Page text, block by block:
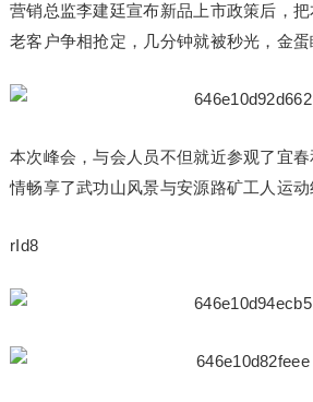
营销总监李建廷宣布新品上市政策后，
老客户争相抢定，几分钟就被秒光，金
本次峰会，与会人员不但就近参观了宜
情畅享了武功山风景与安源路矿工人运动
rId8